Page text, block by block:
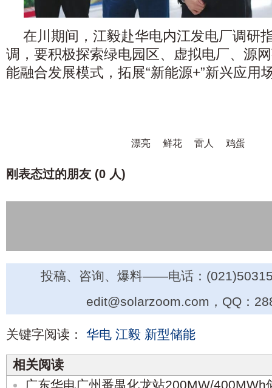
在川期间，江毅赴华电内江发电厂调研
调，要积极探索绿电园区、虚拟电厂、源
能融合发展模式，拓展“新能源+”新兴应用
漂亮 鲜花 雷人 鸡蛋
刚表态过的朋友 (0 人)
投稿、咨询、爆料——电话：
edit@solarzoom.com，QQ：
关键字阅读： 华电 江毅 新型储能
相关阅读
广东华电广州番禺化龙站200MW/400MWh